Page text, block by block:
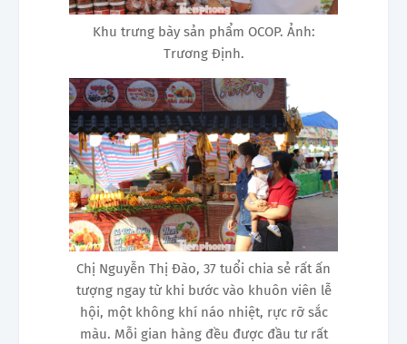
Khu trưng bày sản phẩm OCOP . Ảnh:
Trương Định.
Chị Nguyễn Thị Đào, 37 tuổi chia sẻ rất ấn
tượng ngay từ khi bước vào khuôn viên lễ
hội , một không khí náo nhiệt, rực rỡ sắc
màu. Mỗi gian hàng đều được đầu tư rất